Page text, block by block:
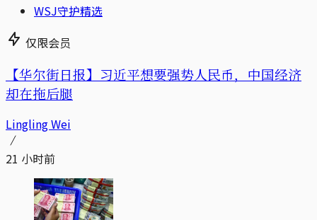
WSJ守护精选
仅限会员
【华尔街日报】习近平想要强势人民币，中国经济
却在拖后腿
Lingling Wei
21 小时前